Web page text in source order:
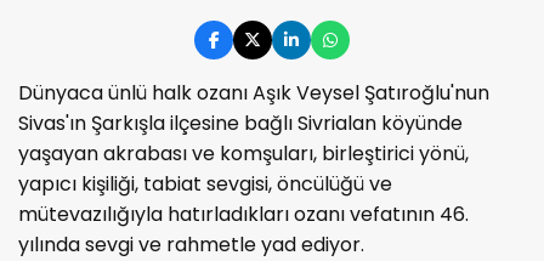
Dünyaca ünlü halk ozanı Aşık Veysel Şatıroğlu'nun
Sivas'ın Şarkışla ilçesine bağlı Sivrialan köyünde
yaşayan akrabası ve komşuları, birleştirici yönü,
yapıcı kişiliği, tabiat sevgisi, öncülüğü ve
mütevazılığıyla hatırladıkları ozanı vefatının 46.
yılında sevgi ve rahmetle yad ediyor.